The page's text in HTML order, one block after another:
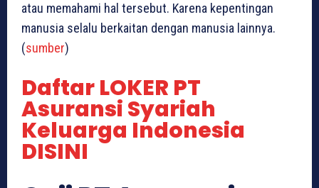
atau memahami hal tersebut. Karena kepentingan
manusia selalu berkaitan dengan manusia lainnya.
(sumber)
Daftar LOKER PT
Asuransi Syariah
Keluarga Indonesia
DISINI